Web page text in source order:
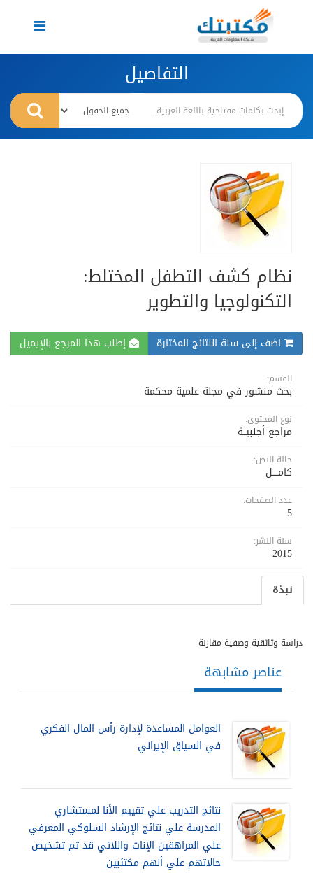
Toggle
navigation
التفاصيل
نظام كشف التطفل المختلط:
التكنولوجيا والتطوير
اضف إلى سلة النتائج المختارة إطلب هذا المرجع بالإيميل
القسم:
بحث منشور في مجلة علمية محكمة
نوع المحتوى:
مراجع أجنبيــة
حالة النص:
كامــــل
عدد الصفحات:
5
سنة النشر:
2015
نبذة
دراسة وثائقية وصفية مقارنة
عناصر مشابهة
العوامل المساعدة لإدارة رأس المال الفكري
في السياق الإيراني
نتائج التدريب علي تقييم الأنا لمستشاري
المدرسة علي نتائج الإرشاد السلوكي المعرفي
علي المراهقين الإناث واللاتي قد تم تشخيص
حالاتهم علي أنهم مكتئبين